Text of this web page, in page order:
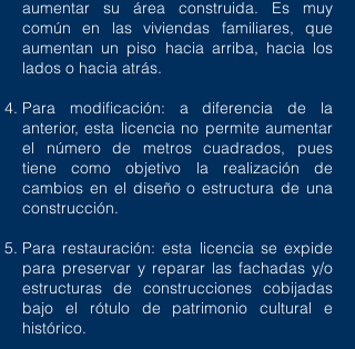
aumentar su área construida. Es muy
común en las viviendas familiares, que
aumentan un piso hacia arriba, hacia los
lados o hacia atrás.
Para modificación: a diferencia de la
anterior, esta licencia no permite aumentar
el número de metros cuadrados, pues
tiene como objetivo la realización de
cambios en el diseño o estructura de una
construcción.
Para restauración: esta licencia se expide
para preservar y reparar las fachadas y/o
estructuras de construcciones cobijadas
bajo el rótulo de patrimonio cultural e
histórico.